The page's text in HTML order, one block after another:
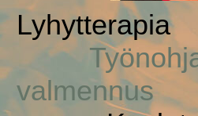
valmennus